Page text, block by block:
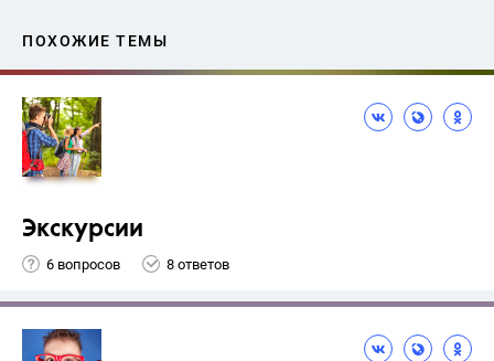
ПОХОЖИЕ ТЕМЫ
Экскурсии
6 вопросов 8 ответов